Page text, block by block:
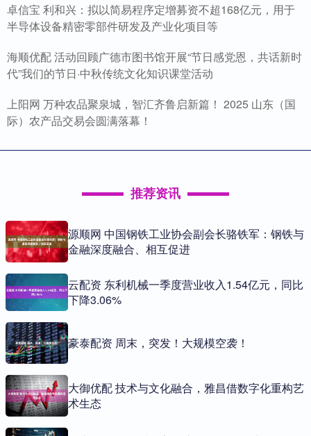
卓信宝 利和兴：拟以简易程序定增募资不超168亿元，用于
半导体设备精密零部件研发及产业化项目等
海顺优配 活动回顾广德市图书馆开展“节日感党恩，共话新时
代”我们的节日·中秋传统文化知识课堂活动
上阳网 万种农品聚泉城，智汇齐鲁启新篇！ 2025 山东（国
际）农产品交易会圆满落幕！
推荐资讯
源顺网 中国钢铁工业协会副会长骆铁军：钢铁与
金融深度融合、相互促进
云配资 东利机械一季度营业收入1.54亿元，同比
下降3.06%
豪泰配资 周末，突发！大规模空袭！
大御优配 技术与文化融合，雅昌借数字化重构艺
术生态